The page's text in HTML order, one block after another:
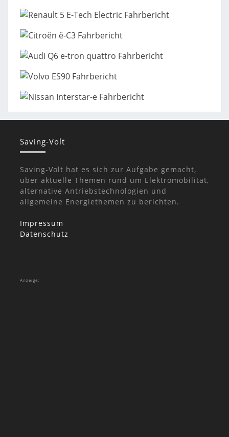
Saving-Volt
Saving-Volt hat es sich zur Aufgabe gemacht,
über aktuelle Themen rund um Elektromobilität,
alternative Antriebstechnologien und
allgemeine Energiethemen zu berichten.
Impressum
Datenschutz
Anzeige: